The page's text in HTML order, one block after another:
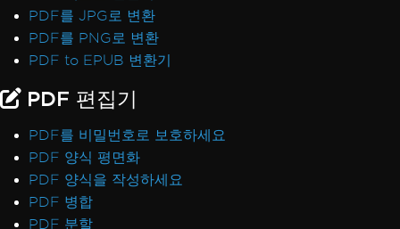
PDF를 JPG로 변환
PDF를 PNG로 변환
PDF to EPUB 변환기
PDF 편집기
PDF를 비밀번호로 보호하세요
PDF 양식 평면화
PDF 양식을 작성하세요
PDF 병합
PDF 분할